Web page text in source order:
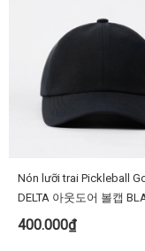
Nón lưỡi trai Pickleball
DELTA 아웃도어 볼캡
400.000₫